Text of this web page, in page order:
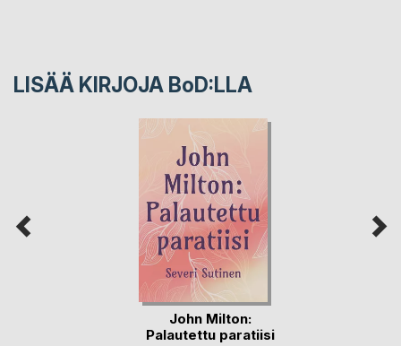
LISÄÄ KIRJOJA BoD:LLA
John Milton:
Palautettu paratiisi